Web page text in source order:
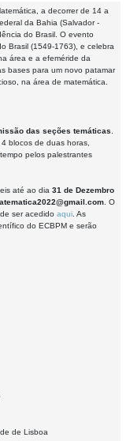
a decorrer de 14 a
da Bahia (Salvador -
do Brasil. O evento
Brasil (1549-1763), e celebra
área e a efeméride da
bases para um novo patamar
na área de matemática.
das seções temáticas
blocos de duas horas,
pelos palestrantes
até ao dia 31 de Dezembro
. O
ser acedido aqui . As
do ECBPM e serão
de Lisboa